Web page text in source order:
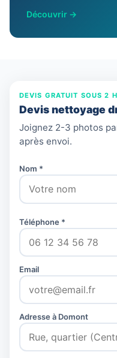
Découvrir →
DEVIS GRATUIT SOUS 2
Devis nettoyage
Joignez 2-3 photos
après envoi.
Nom *
Téléphone *
Email
Adresse à Domont